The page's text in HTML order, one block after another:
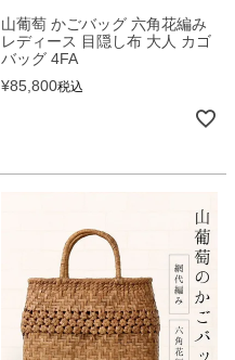
山葡萄 かごバッグ 六角花編み
レディース 目隠し布 大人 カゴ
バッグ 4FA
¥85,800税込